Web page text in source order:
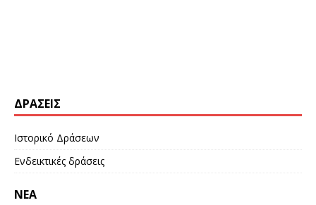
ΔΡΆΣΕΙΣ
Ιστορικό Δράσεων
Ενδεικτικές δράσεις
ΝΕΑ